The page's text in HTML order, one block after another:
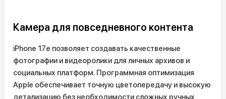
Камера для повседневного контента
iPhone 17e позволяет создавать качественные
фотографии и видеоролики для личных архивов и
социальных платформ. Программная оптимизация
Apple обеспечивает точную цветопередачу и высокую
детализацию без необходимости сложных ручных